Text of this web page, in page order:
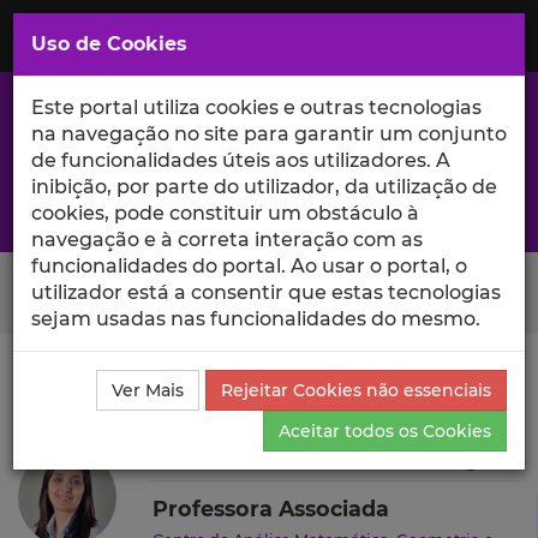
Saltar
para
Conteúdo
Principal
A excelência da investigação e ciência no Iscte
Search Button
Ciência_Iscte Autores
Cristina Isabel Correia Diogo
Currículo
Cristina Isabel Correia Diogo
Professora Associada
Uso de Cookies
Este portal utiliza cookies e outras tecnologias
na navegação no site para garantir um conjunto
de funcionalidades úteis aos utilizadores. A
inibição, por parte do utilizador, da utilização de
cookies, pode constituir um obstáculo à
navegação e à correta interação com as
funcionalidades do portal. Ao usar o portal, o
utilizador está a consentir que estas tecnologias
sejam usadas nas funcionalidades do mesmo.
Ver Mais
Rejeitar Cookies não essenciais
Aceitar todos os Cookies